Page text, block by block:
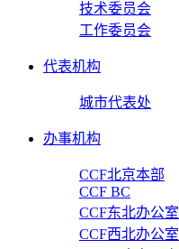
技术委员会
工作委员会
代表机构
城市代表处
办事机构
CCF北京本部
CCF BC
CCF东北办公室
CCF西北办公室